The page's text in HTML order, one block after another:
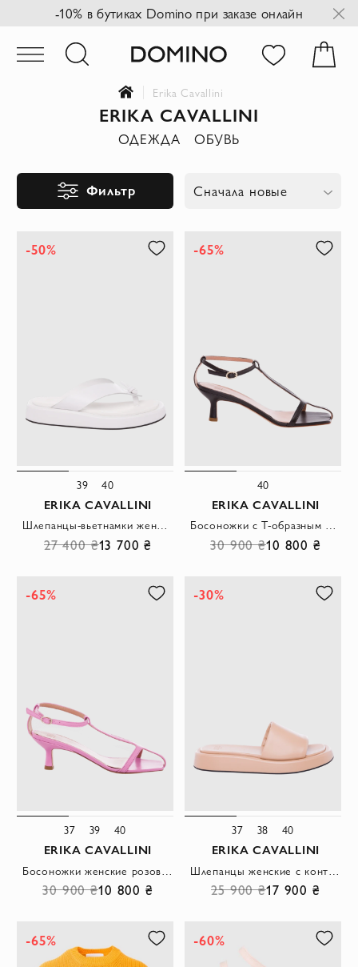
-10% в бутиках Domino при заказе онлайн
Erika Cavallini
ERIKA CAVALLINI
ОДЕЖДА ОБУВЬ
Фильтр Сначала новые
-50%
39 40
ERIKA CAVALLINI
Шлепанцы-вьетнамки женские белые
27 400 ₴13 700 ₴
-65%
40
ERIKA CAVALLINI
Босоножки с Т-образным ремешком и открытым квадратным мысом из черной кожи
30 900 ₴10 800 ₴
-65%
37 39 40
ERIKA CAVALLINI
30 900 ₴10 800 ₴
-30%
37 38 40
ERIKA CAVALLINI
25 900 ₴17 900 ₴
-65% -60%